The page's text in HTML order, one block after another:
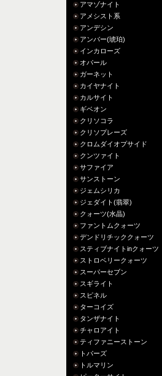
アマゾナイト
アメシスト系
アンデシン
アンバー(琥珀)
インカローズ
オパール
ガーネット
カイヤナイト
カルサイト
ギベオン
クリソコラ
クリソプレーズ
クロムダイオプサイド
クンツァイト
サファイア
サンストーン
ジェムシリカ
ジェダイト(翡翠)
クォーツ(水晶)
ファントムクォーツ
デンドリチッククォーツ
スティブナイトinクォーツ
ストロベリークォーツ
スーパーセブン
スギライト
スピネル
ターコイズ
タンザナイト
チャロアイト
ティファニーストーン
トパーズ
トルマリン